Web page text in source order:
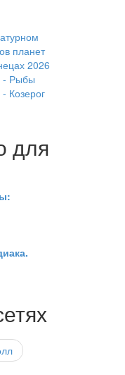
планет
2026
- Рыбы
Козерог
для